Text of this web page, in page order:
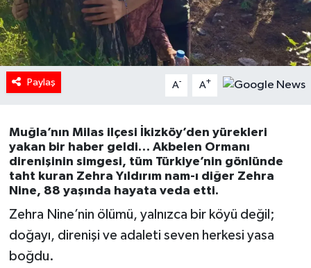
Paylaş A- A+
Muğla’nın Milas ilçesi İkizköy’den yürekleri
yakan bir haber geldi… Akbelen Ormanı
direnişinin simgesi, tüm Türkiye’nin gönlünde
taht kuran Zehra Yıldırım nam-ı diğer Zehra
Nine, 88 yaşında hayata veda etti.
Zehra Nine’nin ölümü, yalnızca bir köyü değil;
doğayı, direnişi ve adaleti seven herkesi yasa
boğdu.
KÜLTÜR SANAT
MAGAZİN
Oyun
POLİTİKA
RESMİ İLANLAR
Spor